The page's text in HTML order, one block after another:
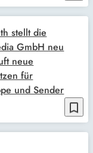
bookmark_border
stellt die
GmbH neu
neue
für
und Sender